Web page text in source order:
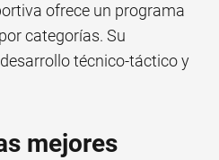
ofrece un programa
categorías. Su
técnico-táctico y
mejores